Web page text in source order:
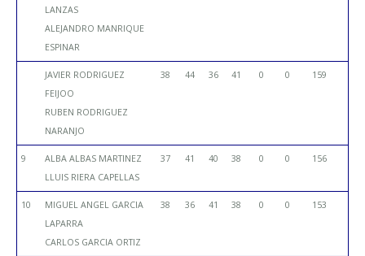
LANZAS
ALEJANDRO MANRIQUE
ESPINAR
JAVIER RODRIGUEZ
FEIJOO
RUBEN RODRIGUEZ
NARANJO
38 44 36 41 0 0 159
9
ALBA ALBAS MARTINEZ
LLUIS RIERA CAPELLAS
37 41 40 38 0 0 156
10
MIGUEL ANGEL GARCIA
LAPARRA
CARLOS GARCIA ORTIZ
38 36 41 38 0 0 153